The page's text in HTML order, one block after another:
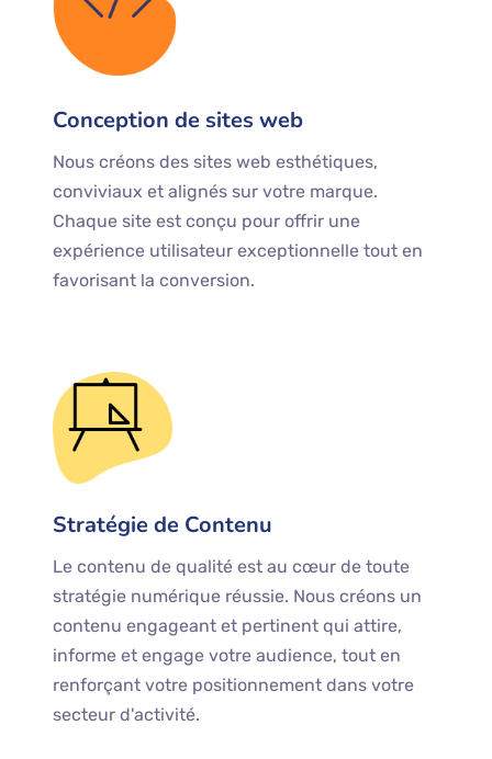
Conception de sites web
Nous créons des sites web esthétiques,
conviviaux et alignés sur votre marque.
Chaque site est conçu pour offrir une
expérience utilisateur exceptionnelle tout en
favorisant la conversion.
Stratégie de Contenu
Le contenu de qualité est au cœur de toute
stratégie numérique réussie. Nous créons un
contenu engageant et pertinent qui attire,
informe et engage votre audience, tout en
renforçant votre positionnement dans votre
secteur d'activité.